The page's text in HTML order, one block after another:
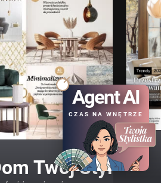
Twój Styl
Agent AI
CZAS NA WNĘTRZE